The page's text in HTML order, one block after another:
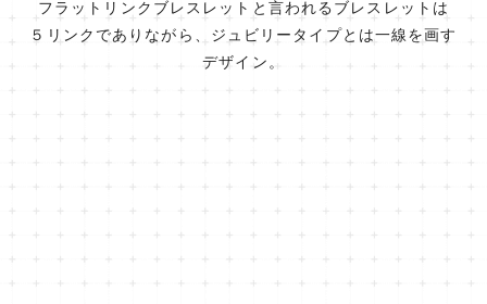
フラットリンクブレスレットと言われるブレスレットは
５リンクでありながら、ジュビリータイプとは一線を画す
デザイン。